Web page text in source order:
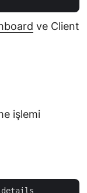
ve Client
işlemi